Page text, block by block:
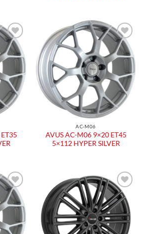
Aggiungi
lista
dei
Aggiungi
alla lista
dei
AC-M06
AVUS AC-M06 9×20 ET45
5×112 HYPER SILVER
Aggiungi
lista
dei
Aggiungi
alla lista
dei
desideri